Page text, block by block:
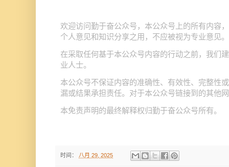
欢迎访问勤于奋公众号，本公众号 上的所有内容
个人意见和知识分享之用，不应被视为专业意见。
在采取任何基于本公众号内容的行动之前，我们
业人士。
本公众号不保证内容的准确性、有效性、完整性
漏或结果承担责任。对于本公众号链接到的其他
本免责声明的最终解释权归勤于奋公众号所有。
时间： 八月 29, 2025